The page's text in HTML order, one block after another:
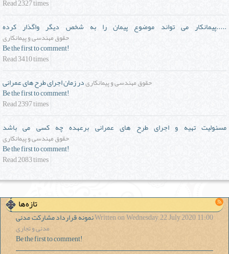
Read 2327 times
پیمانکار می تواند موضوع پیمان را به شخص دیگر واگذار کرده.....
حقوق مهندسی و پیمانکاری
Be the first to comment!
Read 3410 times
در زمان اجرای طرح های عمرانیحقوق مهندسی و پیمانکاری
Be the first to comment!
Read 2397 times
مسئولیت تهیه و اجرای طرح های عمرانی برعهده چه کسی می باشد
حقوق مهندسی و پیمانکاری
Be the first to comment!
Read 2083 times
تازه‌ها
نمونه قرارداد مشارکت مدنیWritten on Wednesday, 22 July 2020 11:00
مدنی و تجاری
Be the first to comment!